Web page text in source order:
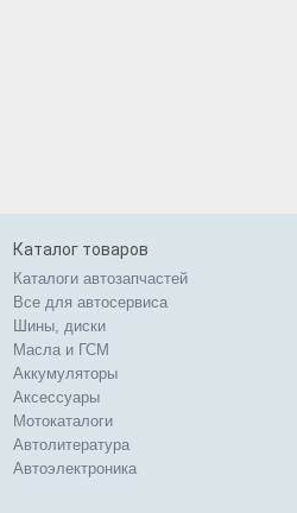
Каталог товаров
Каталоги автозапчастей
Все для автосервиса
Шины, диски
Масла и ГСМ
Аккумуляторы
Аксессуары
Мотокаталоги
Автолитература
Автоэлектроника